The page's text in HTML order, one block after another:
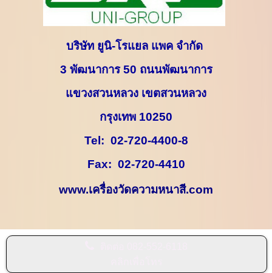
บริษัท ยูนิ-โรแยล แพค จำกัด
3 พัฒนาการ50 ถนนพัฒนาการ
แขวงสวนหลวง เขตสวนหลวง
กรุงเทพ 10250
Tel: 02-720-4400-8
Fax: 02-720-4410
www.เครื่องวัดความหนาสี.com